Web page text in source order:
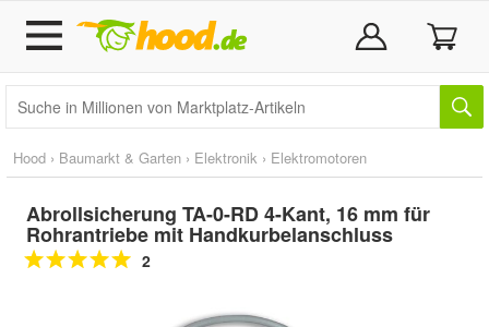
Hood › Baumarkt & Garten › Elektronik › Elektromotoren
Abrollsicherung TA-0-RD 4-Kant, 16 mm für
Rohrantriebe mit Handkurbelanschluss
2